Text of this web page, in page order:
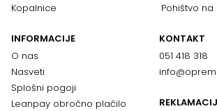
Kopalnice
Pohištvo na
INFORMACIJE
O nas
Nasveti
Splošni pogoji
Leanpay obročno plačilo
KONTAKT
051 418 318